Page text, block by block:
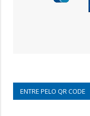
ENTRE PELO QR CODE